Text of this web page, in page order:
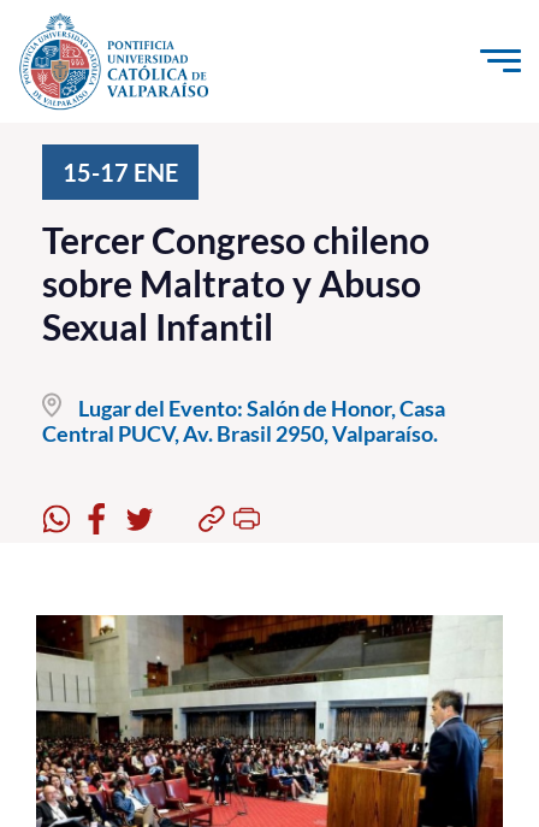
Click acá para ir directamente al contenido
Investigación, Creación e Innovación
PUCV Internacional
Vinculación con el Medio
Pregrado
Formación Continua
Académicos
Funcionarios
Alumni
15-17 ENE
Tercer Congreso chileno
sobre Maltrato y Abuso
Sexual Infantil
Lugar del Evento:Salón de Honor, Casa
Central PUCV, Av. Brasil 2950, Valparaíso.